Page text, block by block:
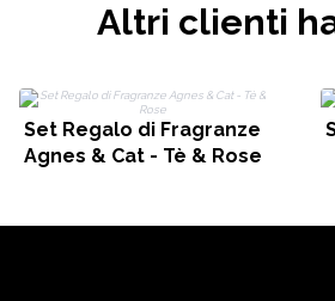
Altri clienti
Set Regalo di Fragranze
Agnes & Cat - Tè & Rose